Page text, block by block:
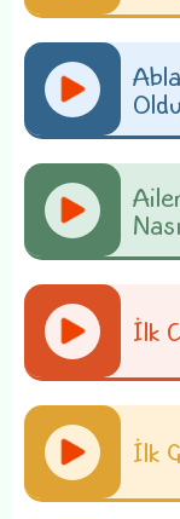
İlk
İlk